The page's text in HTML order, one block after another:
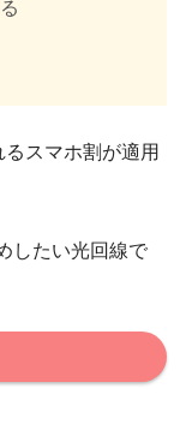
スマホ割が適用
したい光回線で